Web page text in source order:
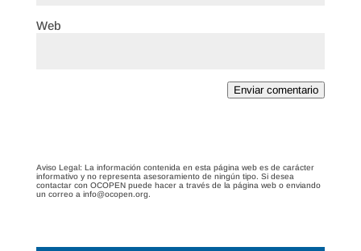
Web
Enviar comentario
Aviso Legal: La información contenida en esta página web es de carácter
informativo y no representa asesoramiento de ningún tipo. Si desea
contactar con OCOPEN puede hacer a través de la página web o enviando
un correo a info@ocopen.org.